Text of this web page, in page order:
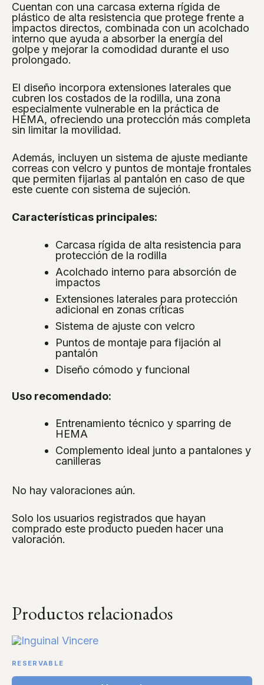
Cuentan con una carcasa externa rígida de
plástico de alta resistencia que protege frente a
impactos directos, combinada con un acolchado
interno que ayuda a absorber la energía del
golpe y mejorar la comodidad durante el uso
prolongado.
El diseño incorpora extensiones laterales que
cubren los costados de la rodilla, una zona
especialmente vulnerable en la práctica de
HEMA, ofreciendo una protección más completa
sin limitar la movilidad.
Además, incluyen un sistema de ajuste mediante
correas con velcro y puntos de montaje frontales
que permiten fijarlas al pantalón en caso de que
este cuente con sistema de sujeción.
Características principales:
Carcasa rígida de alta resistencia para
protección de la rodilla
Acolchado interno para absorción de
impactos
Extensiones laterales para protección
adicional en zonas críticas
Sistema de ajuste con velcro
Puntos de montaje para fijación al
pantalón
Diseño cómodo y funcional
Uso recomendado:
Entrenamiento técnico y sparring de
HEMA
Complemento ideal junto a pantalones y
canilleras
No hay valoraciones aún.
Solo los usuarios registrados que hayan
comprado este producto pueden hacer una
valoración.
Productos relacionados
RESERVABLE